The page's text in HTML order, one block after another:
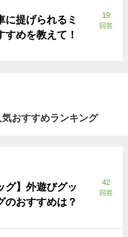
に提げられるミ
めを教えて！
19
回答
気おすすめランキング
グ】外遊びグッ
のおすすめは？
42
回答